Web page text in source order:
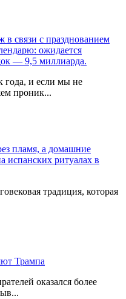
в связи с празднованием
ожидается
— 9,5 миллиарда.
года, и если мы не
проник...
пламя, а домашние
испанских ритуалах в
традиция, которая
Трампа
оказался более